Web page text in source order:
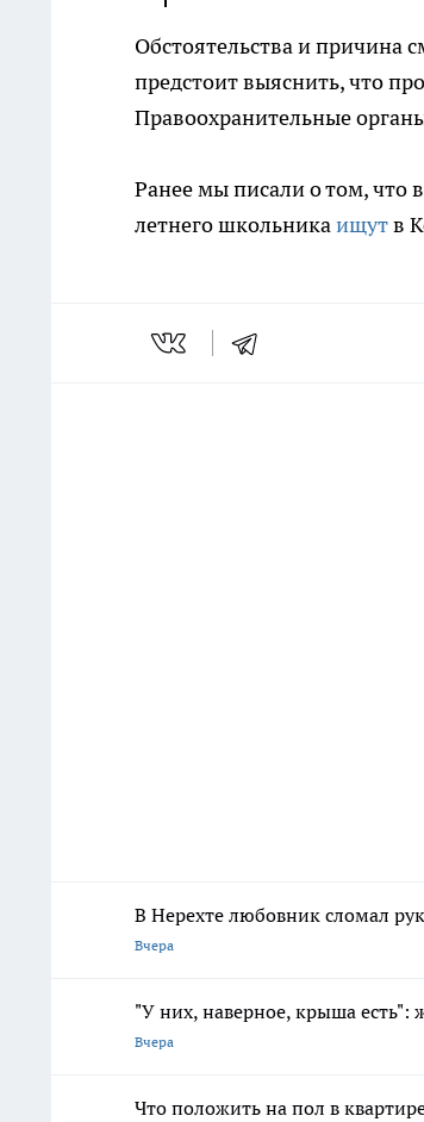
Обстоятельства и причина
предстоит выяснить, что
Правоохранительные
Ранее мы писали о том, что
летнего школьникаищутв
В Нерехте любовник сломал
Вчера
"У них, наверное, крыша есть":
Вчера
Что положить на пол в